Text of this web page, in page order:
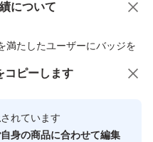
について
満たしたユーザーにバッジを
・安全なユーザーです
商品への質問
コピーします
されています
身の商品に合わせて編集
メ